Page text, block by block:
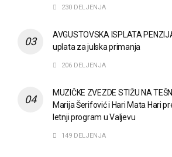
230 DELJENJA
AVGUSTOVSKA ISPLATA
uplata za julska primanja
206 DELJENJA
MUZIČKE ZVEZDE STIŽU NA
Marija Šerifović i Hari Mata Hari
letnji program u Valjevu
149 DELJENJA